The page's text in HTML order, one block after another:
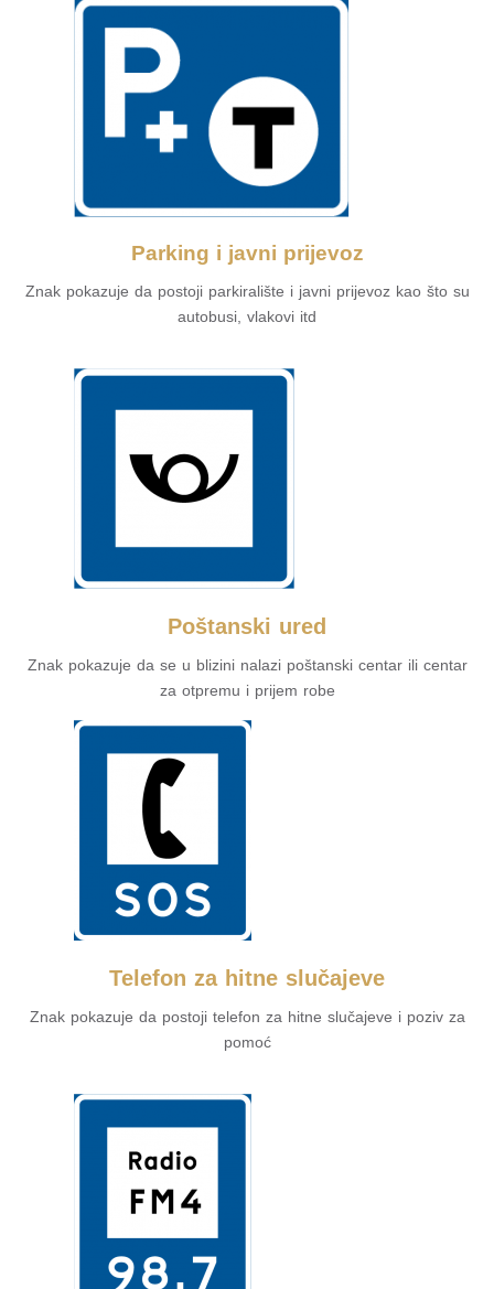
Parking i javni prijevoz
Znak pokazuje da postoji parkiralište i javni prijevoz kao što su
autobusi, vlakovi itd
Poštanski ured
Znak pokazuje da se u blizini nalazi poštanski centar ili centar
za otpremu i prijem robe
Telefon za hitne slučajeve
Znak pokazuje da postoji telefon za hitne slučajeve i poziv za
pomoć